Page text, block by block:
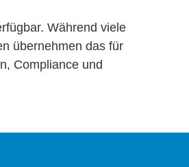
Während viele
übernehmen das für
Compliance und